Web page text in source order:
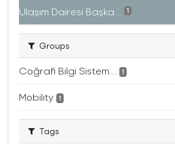
Ulaşım Dairesi Başka... 1
Groups
Coğrafi Bilgi Sistem... 1
Mobility 1
Tags